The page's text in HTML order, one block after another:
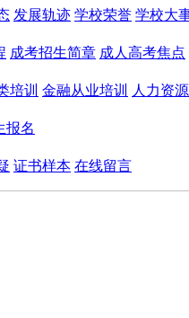
发展轨迹 学校荣誉 学校大
成考招生简章 成人高考焦点
培训 金融从业培训
人力资
报名
证书样本 在线留言